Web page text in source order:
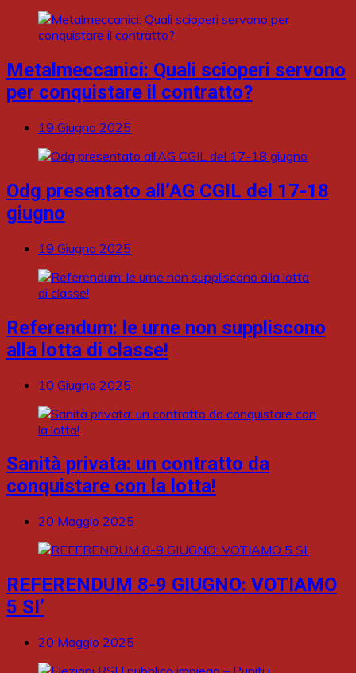
Metalmeccanici: Quali scioperi servono
per conquistare il contratto?
19 Giugno 2025
Odg presentato all’AG CGIL del 17-18
giugno
19 Giugno 2025
Referendum: le urne non suppliscono
alla lotta di classe!
10 Giugno 2025
Sanità privata: un contratto da
conquistare con la lotta!
20 Maggio 2025
REFERENDUM 8-9 GIUGNO: VOTIAMO
5 SI’
20 Maggio 2025